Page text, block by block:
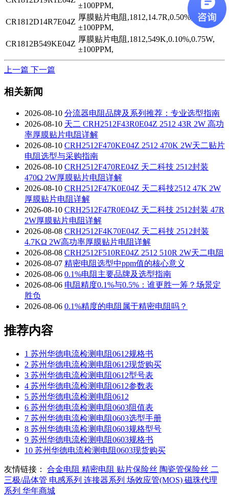
±100PPM,
CR1812D14R7E04Z
厚膜贴片电阻,1812,14.7R,0.50%,0.75W,
±100PPM,
CR1812B549KE04Z
厚膜贴片电阻,1812,549K,0.10%,0.75W,
±100PPM,
上一篇 下一篇
相关新闻
2026-08-10 分流器电阻品牌及系列推荐：专业选型指南
2026-08-10 天二 CRH2512F43R0E04Z 2512 43R 2W 高功
率厚膜贴片电阻详解
2026-08-10 CRH2512F470KE04Z 2512 470K 2W天二贴片
电阻选型与采购指南
2026-08-10 CRH2512F470RE04Z 天二科技 2512封装
470Ω 2W厚膜贴片电阻详解
2026-08-10 CRH2512F47K0E04Z 天二科技2512 47K 2W
厚膜贴片电阻详解
2026-08-10 CRH2512F47R0E04Z 天二科技 2512封装 47R
2W厚膜贴片电阻详解
2026-08-08 CRH2512F4K70E04Z 天二科技 2512封装
4.7KΩ 2W高功率厚膜贴片电阻详解
2026-08-08 CRH2512F510RE04Z 2512 510R 2W天二电阻
2026-08-07 精密电阻选型中ppm值的核心意义
2026-08-06 0.1%电阻主要品牌及选型指南
2026-08-06 电阻精度0.1%与0.5%：谁更胜一筹？场景定
胜负
2026-08-06 0.1%精度的电阻属于精密电阻吗？
推荐内容
1 苏州华德电流检测电阻0612规格书
2 苏州华德电流检测电阻0612现货购买
3 苏州华德电流检测电阻0612型号表
4 苏州华德电流检测电阻0612参数表
5 苏州华德电流检测电阻0612
6 苏州华德电流检测电阻0603阻值表
7 苏州华德电流检测电阻0603选型手册
8 苏州华德电流检测电阻0603规格型号
9 苏州华德电流检测电阻0603规格书
10 苏州华德电流检测电阻0603现货购买
友情链接： 合金电阻 精密电阻 贴片保险丝 陶瓷管保险丝 二
三极/晶体管 电感系列 连接器系列 场效应管(MOS) 磁珠代理
系列 华年商城